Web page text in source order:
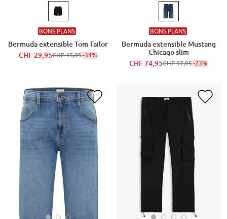
BONS PLANS
Bermuda extensible Tom Tailor
CHF 29,95CHF 45,95-34%
BONS PLANS
Bermuda extensible Mustang
Chicago slim
CHF 74,95CHF 97,95-23%